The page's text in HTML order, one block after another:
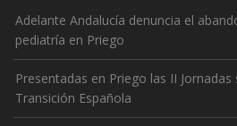
Adelante Andalucía denuncia el
pediatría en Priego
Presentadas en Priego las II
Transición Española